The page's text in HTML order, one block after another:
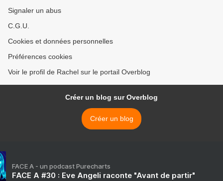
Signaler un abus
C.G.U.
Cookies et données personnelles
Préférences cookies
Voir le profil de Rachel sur le portail Overblog
Créer un blog sur Overblog
Créer un blog
FACE A - un podcast Purecharts
FACE A #30 : Eve Angeli raconte "Avant de partir"